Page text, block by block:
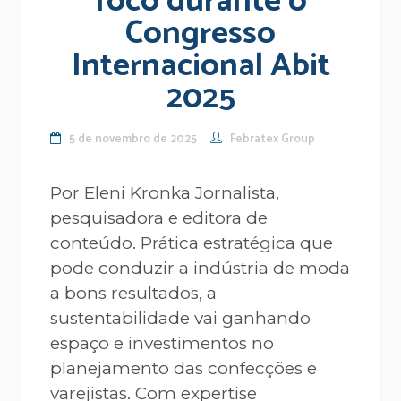
Congresso
Internacional Abit
2025
5 de novembro de 2025 Febratex Group
Por Eleni Kronka Jornalista,
pesquisadora e editora de
conteúdo. Prática estratégica que
pode conduzir a indústria de moda
a bons resultados, a
sustentabilidade vai ganhando
espaço e investimentos no
planejamento das confecções e
varejistas. Com expertise